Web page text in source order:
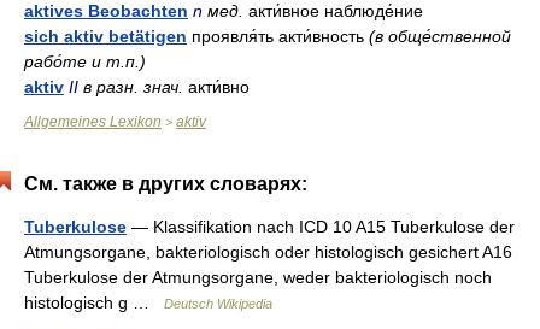
aktives Beobachten n мед. акти́вное наблюде́ние
sich aktiv betätigen проявля́ть акти́вность (в обще́ственной
рабо́те и т.п.)
aktiv II в разн. знач. акти́вно
Allgemeines Lexikon > aktiv
См. также в других словарях:
Tuberkulose — Klassifikation nach ICD 10 A15 Tuberkulose der
Atmungsorgane, bakteriologisch oder histologisch gesichert A16
Tuberkulose der Atmungsorgane, weder bakteriologisch noch
histologisch g …
Deutsch Wikipedia